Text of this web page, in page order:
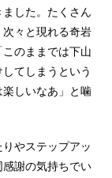
した。たくさん
々と現れる奇岩
のままでは下山
てしまうという
しいなあ」と噛
やステップアッ
謝の気持ちでい